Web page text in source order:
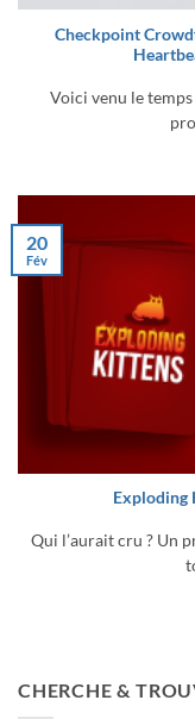
Checkpoint
Voici venu le
Exploding
Qui l’aurait cru ? Un
20
Fév
CHERCHE &